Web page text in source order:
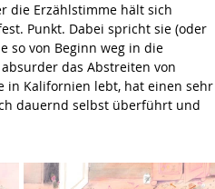
die Erzählstimme hält sich
Punkt. Dabei spricht sie (oder
so von Beginn weg in die
das Abstreiten von
in Kalifornien lebt, hat einen sehr
dauernd selbst überführt und